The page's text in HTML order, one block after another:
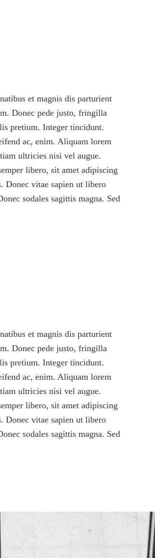
et magnis dis parturient
Donec pede justo, fringilla
pretium. Integer tincidunt.
ac, enim. Aliquam lorem
ultricies nisi vel augue.
libero, sit amet adipiscing
Donec vitae sapien ut libero
sodales sagittis magna. Sed
et magnis dis parturient
Donec pede justo, fringilla
pretium. Integer tincidunt.
ac, enim. Aliquam lorem
ultricies nisi vel augue.
libero, sit amet adipiscing
Donec vitae sapien ut libero
sodales sagittis magna. Sed